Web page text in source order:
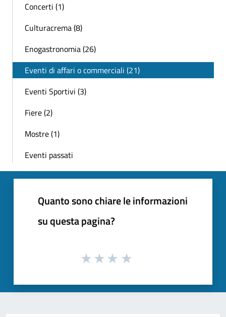
Concerti (1)
Culturacrema (8)
Enogastronomia (26)
Eventi di affari o commerciali (21)
Eventi Sportivi (3)
Fiere (2)
Mostre (1)
Eventi passati
Quanto sono chiare le informazioni
su questa pagina?